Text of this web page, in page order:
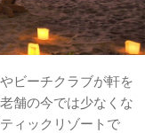
ビーチクラブが軒を
舗の今では少なくな
ィックリゾートで